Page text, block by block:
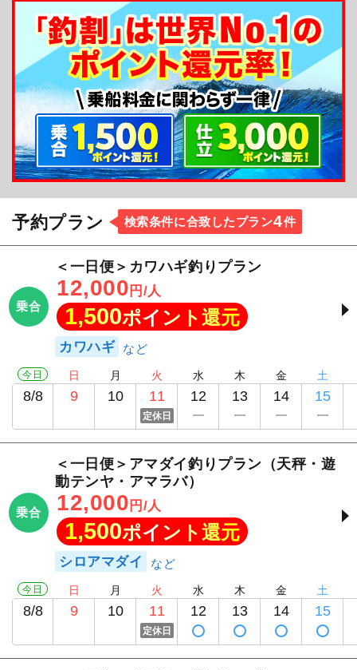
こんにちは！和歌山港の市堀川沿い（紀ノ川の
横）から出船しています。主にタイラバでの出船を
しています。他ジギングの青物やタチウオ、夜のア
ジングやシーバスもやっていますので、こちらも合
わせてお楽しみください。
予約プラン 検索条件に合致したプラン4件
乗合
＜一日便＞カワハギ釣りプラン
12,000 円/人
1,500ポイント還元
カワハギ
今日
8/8
日
9
月
10
火
11
定休日
水
12
木
13
金
14
土
15
乗合
＜一日便＞アマダイ釣りプラン（天秤・遊
動テンヤ・アマラバ）
12,000 円/人
1,500ポイント還元
シロアマダイ
今日
8/8
日
9
月
10
火
11
定休日
水
12
木
13
金
14
土
15